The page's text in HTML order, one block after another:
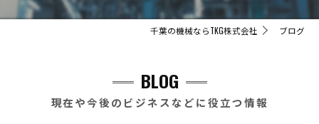
千葉の機械ならTKG株式会社 ブログ
BLOG
現在や今後のビジネスなどに役立つ情報